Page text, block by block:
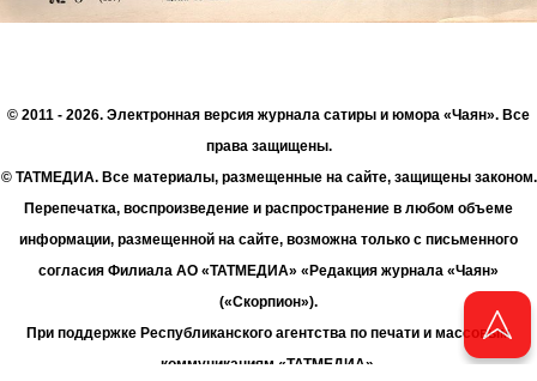
© 2011 - 2026. Электронная версия журнала сатиры и юмора «Чаян». Все
права защищены.
© ТАТМЕДИА. Все материалы, размещенные на сайте, защищены законом.
Перепечатка, воспроизведение и распространение в любом объеме
информации, размещенной на сайте, возможна только с письменного
согласия Филиала АО «ТАТМЕДИА» «Редакция журнала «Чаян»
(«Скорпион»).
При поддержке Республиканского агентства по печати и массовым
коммуникациям «ТАТМЕДИА».